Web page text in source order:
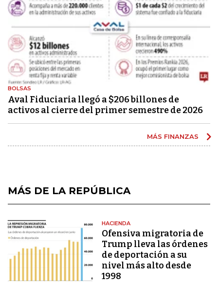
BOLSAS
Aval Fiduciaria llegó a $206 billones de
activos al cierre del primer semestre de 2026
MÁS FINANZAS
MÁS DE LA REPÚBLICA
HACIENDA
Ofensiva migratoria de
Trump lleva las órdenes
de deportación a su
nivel más alto desde
1998